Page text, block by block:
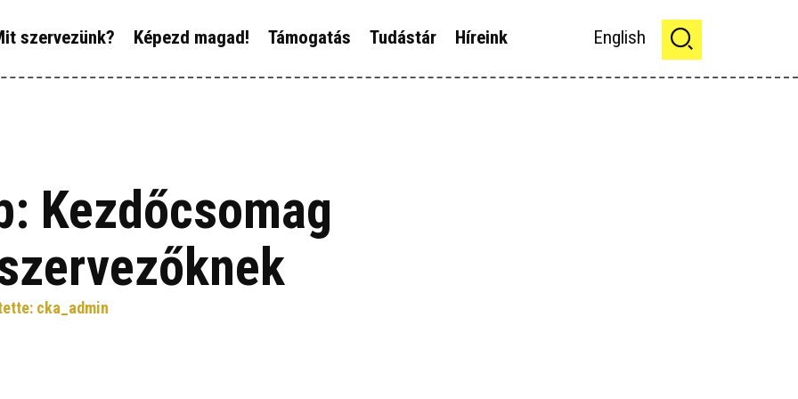
szervezünk? Képezd magad! Támogatás Tudástár Híreink English
SZERVEZÜNK?
Kezdőcsomag
cka_admin